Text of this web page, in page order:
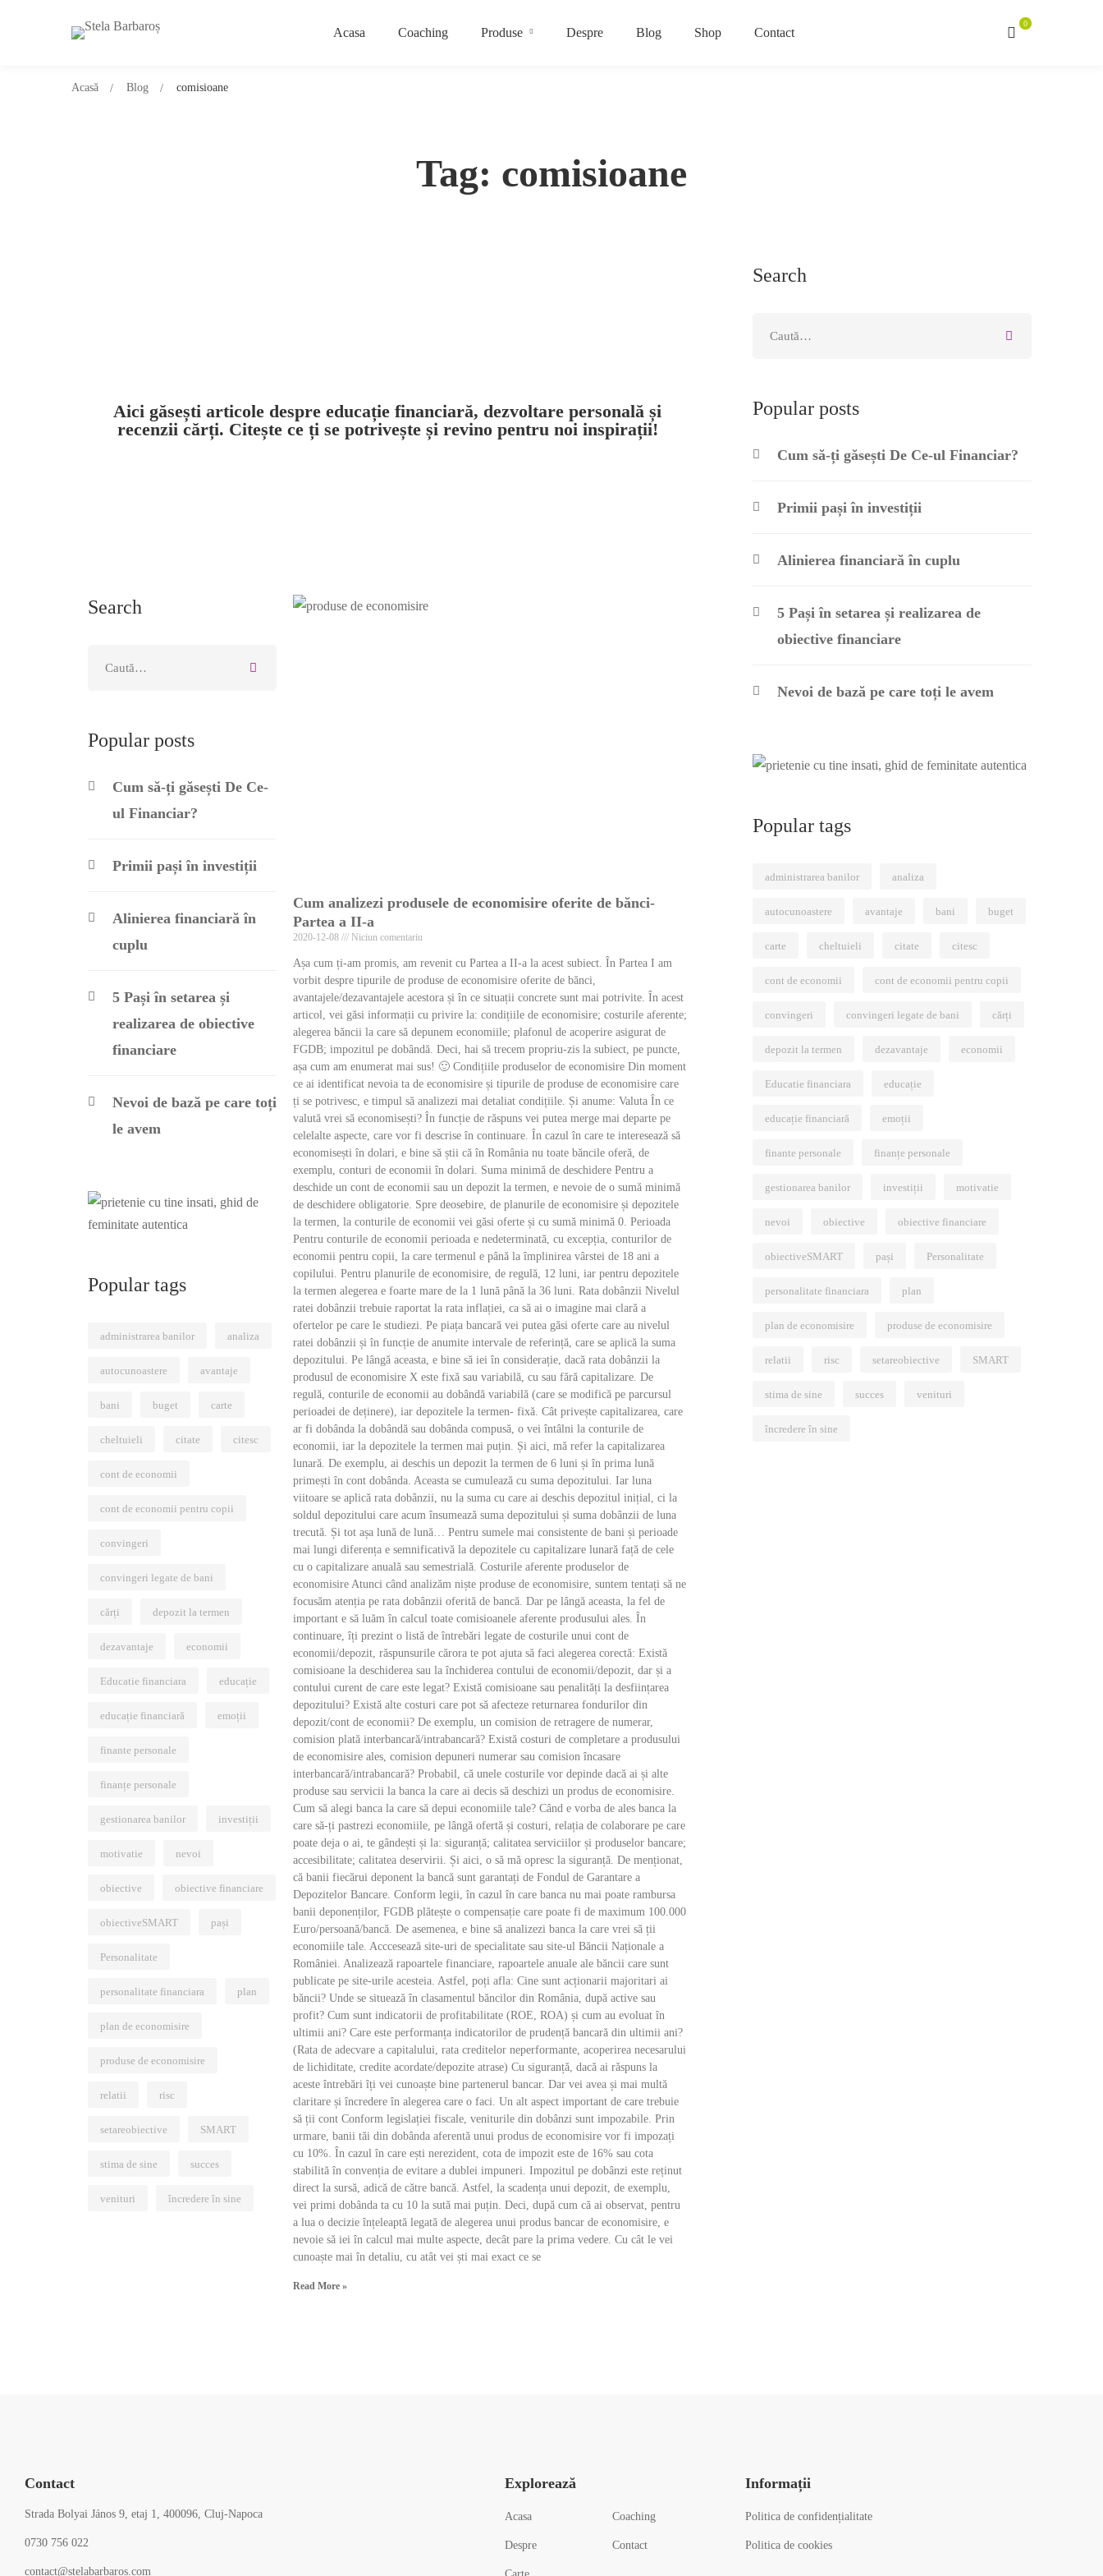
Acasa Coaching Produse Despre Blog Shop Contact
Tag: comisioane
Acasă Blog comisioane
Aici găsești articole despre educație financiară, dezvoltare personală și
recenzii cărți. Citește ce ți se potrivește și revino pentru noi inspirații!
Search
Popular posts
Cum să-ți găsești De Ce-
ul Financiar?
Primii pași în investiții
Alinierea financiară în
cuplu
5 Pași în setarea și
realizarea de obiective
financiare
Nevoi de bază pe care toți
le avem
Popular tags
administrarea banilor analiza
autocunoastere avantaje
bani buget carte
cheltuieli citate citesc
cont de economii
cont de economii pentru copii
convingeri
convingeri legate de bani
cărți depozit la termen
dezavantaje economii
Educatie financiara educație
educație financiară emoții
finante personale
finanțe personale
gestionarea banilor investiții
motivatie nevoi
obiective obiective financiare
obiectiveSMART pași
Personalitate
personalitate financiara plan
plan de economisire
produse de economisire
relatii risc
setareobiective SMART
stima de sine succes
venituri încredere în sine
Cum analizezi produsele de economisire oferite de bănci-
Partea a II-a
2020-12-08 Niciun comentariu
Așa cum ți-am promis, am revenit cu Partea a II-a la acest subiect. În Partea I am
vorbit despre tipurile de produse de economisire oferite de bănci,
avantajele/dezavantajele acestora și în ce situații concrete sunt mai potrivite. În acest
articol, vei găsi informații cu privire la: condițiile de economisire; costurile aferente;
alegerea băncii la care să depunem economiile; plafonul de acoperire asigurat de
FGDB; impozitul pe dobândă. Deci, hai să trecem propriu-zis la subiect, pe puncte,
așa cum am enumerat mai sus! 🙂 Condițiile produselor de economisire Din moment
ce ai identificat nevoia ta de economisire și tipurile de produse de economisire care
ți se potrivesc, e timpul să analizezi mai detaliat condițiile. Și anume: Valuta În ce
valută vrei să economisești? În funcție de răspuns vei putea merge mai departe pe
celelalte aspecte, care vor fi descrise în continuare. În cazul în care te interesează să
economisești în dolari, e bine să știi că în România nu toate băncile oferă, de
exemplu, conturi de economii în dolari. Suma minimă de deschidere Pentru a
deschide un cont de economii sau un depozit la termen, e nevoie de o sumă minimă
de deschidere obligatorie. Spre deosebire, de planurile de economisire și depozitele
la termen, la conturile de economii vei găsi oferte și cu sumă minimă 0. Perioada
Pentru conturile de economii perioada e nedeterminată, cu excepția, conturilor de
economii pentru copii, la care termenul e până la împlinirea vârstei de 18 ani a
copilului. Pentru planurile de economisire, de regulă, 12 luni, iar pentru depozitele
la termen alegerea e foarte mare de la 1 lună până la 36 luni. Rata dobânzii Nivelul
ratei dobânzii trebuie raportat la rata inflației, ca să ai o imagine mai clară a
ofertelor pe care le studiezi. Pe piața bancară vei putea găsi oferte care au nivelul
ratei dobânzii și în funcție de anumite intervale de referință, care se aplică la suma
depozitului. Pe lângă aceasta, e bine să iei în considerație, dacă rata dobânzii la
produsul de economisire X este fixă sau variabilă, cu sau fără capitalizare. De
regulă, conturile de economii au dobândă variabilă (care se modifică pe parcursul
perioadei de deținere), iar depozitele la termen- fixă. Cât privește capitalizarea, care
ar fi dobânda la dobândă sau dobânda compusă, o vei întâlni la conturile de
economii, iar la depozitele la termen mai puțin. Și aici, mă refer la capitalizarea
lunară. De exemplu, ai deschis un depozit la termen de 6 luni și în prima lună
primești în cont dobânda. Aceasta se cumulează cu suma depozitului. Iar luna
viitoare se aplică rata dobânzii, nu la suma cu care ai deschis depozitul inițial, ci la
soldul depozitului care acum însumează suma depozitului și suma dobânzii de luna
trecută. Și tot așa lună de lună… Pentru sumele mai consistente de bani și perioade
mai lungi diferența e semnificativă la depozitele cu capitalizare lunară față de cele
cu o capitalizare anuală sau semestrială. Costurile aferente produselor de
economisire Atunci când analizăm niște produse de economisire, suntem tentați să ne
focusăm atenția pe rata dobânzii oferită de bancă. Dar pe lângă aceasta, la fel de
important e să luăm în calcul toate comisioanele aferente produsului ales. În
continuare, îți prezint o listă de întrebări legate de costurile unui cont de
economii/depozit, răspunsurile cărora te pot ajuta să faci alegerea corectă: Există
comisioane la deschiderea sau la închiderea contului de economii/depozit, dar și a
contului curent de care este legat? Există comisioane sau penalități la desființarea
depozitului? Există alte costuri care pot să afecteze returnarea fondurilor din
depozit/cont de economii? De exemplu, un comision de retragere de numerar,
comision plată interbancară/intrabancară? Există costuri de completare a produsului
de economisire ales, comision depuneri numerar sau comision încasare
interbancară/intrabancară? Probabil, că unele costurile vor depinde dacă ai și alte
produse sau servicii la banca la care ai decis să deschizi un produs de economisire.
Cum să alegi banca la care să depui economiile tale? Când e vorba de ales banca la
care să-ți pastrezi economiile, pe lângă ofertă și costuri, relația de colaborare pe care
poate deja o ai, te gândești și la: siguranță; calitatea serviciilor și produselor bancare;
accesibilitate; calitatea deservirii. Și aici, o să mă opresc la siguranță. De menționat,
că banii fiecărui deponent la bancă sunt garantați de Fondul de Garantare a
Depozitelor Bancare. Conform legii, în cazul în care banca nu mai poate rambursa
banii deponenților, FGDB plătește o compensație care poate fi de maximum 100.000
Euro/persoană/bancă. De asemenea, e bine să analizezi banca la care vrei să ții
economiile tale. Acccesează site-uri de specialitate sau site-ul Băncii Naționale a
României. Analizează rapoartele financiare, rapoartele anuale ale băncii care sunt
publicate pe site-urile acesteia. Astfel, poți afla: Cine sunt acționarii majoritari ai
băncii? Unde se situează în clasamentul băncilor din România, după active sau
profit? Cum sunt indicatorii de profitabilitate (ROE, ROA) și cum au evoluat în
ultimii ani? Care este performanța indicatorilor de prudență bancară din ultimii ani?
(Rata de adecvare a capitalului, rata creditelor neperformante, acoperirea necesarului
de lichiditate, credite acordate/depozite atrase) Cu siguranță, dacă ai răspuns la
aceste întrebări îți vei cunoaște bine partenerul bancar. Dar vei avea și mai multă
claritare și încredere în alegerea care o faci. Un alt aspect important de care trebuie
să ții cont Conform legislației fiscale, veniturile din dobânzi sunt impozabile. Prin
urmare, banii tăi din dobânda aferentă unui produs de economisire vor fi impozați
cu 10%. În cazul în care ești nerezident, cota de impozit este de 16% sau cota
stabilită în convenția de evitare a dublei impuneri. Impozitul pe dobânzi este reținut
direct la sursă, adică de către bancă. Astfel, la scadența unui depozit, de exemplu,
vei primi dobânda ta cu 10 la sută mai puțin. Deci, după cum că ai observat, pentru
a lua o decizie înțeleaptă legată de alegerea unui produs bancar de economisire, e
nevoie să iei în calcul mai multe aspecte, decât pare la prima vedere. Cu cât le vei
cunoaște mai în detaliu, cu atât vei ști mai exact ce se
Read More »
Search
Popular posts
Cum să-ți găsești De Ce-ul Financiar?
Primii pași în investiții
Alinierea financiară în cuplu
5 Pași în setarea și realizarea de
obiective financiare
Nevoi de bază pe care toți le avem
Popular tags
administrarea banilor analiza
autocunoastere avantaje bani buget
carte cheltuieli citate citesc
cont de economii cont de economii pentru copii
convingeri convingeri legate de bani cărți
depozit la termen dezavantaje economii
Educatie financiara educație
educație financiară emoții
finante personale finanțe personale
gestionarea banilor investiții motivatie
nevoi obiective obiective financiare
obiectiveSMART pași Personalitate
personalitate financiara plan
plan de economisire produse de economisire
relatii risc setareobiective SMART
stima de sine succes venituri
încredere în sine
Contact
Strada Bolyai János 9, etaj 1, 400096, Cluj-Napoca
0730 756 022
contact@stelabarbaros.com
Explorează
Acasa Coaching
Despre Contact
Informații
Politica de confidențialitate
Politica de cookies